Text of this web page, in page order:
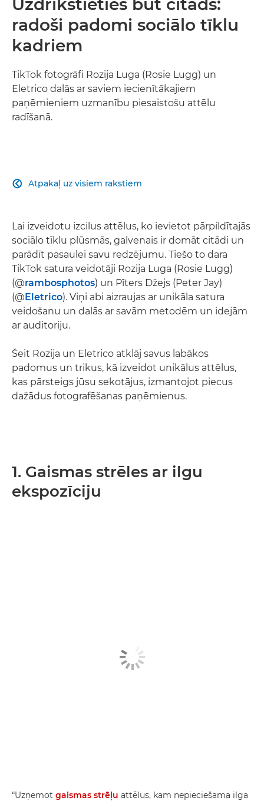
Uzdrīkstieties būt citāds:
radoši padomi sociālo tīklu
kadriem
TikTok fotogrāfi Rozija Luga (Rosie Lugg) un
Eletrico dalās ar saviem iecienītākajiem
paņēmieniem uzmanību piesaistošu attēlu
radīšanā.
Atpakaļ uz visiem rakstiem

Lai izveidotu izcilus attēlus, ko ievietot pārpildītajās
sociālo tīklu plūsmās, galvenais ir domāt citādi un
parādīt pasaulei savu redzējumu. Tiešo to dara
TikTok satura veidotāji Rozija Luga (Rosie Lugg)
(@rambosphotos) un Pīters Džejs (Peter Jay)
(@Eletrico). Viņi abi aizraujas ar unikāla satura
veidošanu un dalās ar savām metodēm un idejām
ar auditoriju.
Šeit Rozija un Eletrico atklāj savus labākos
padomus un trikus, kā izveidot unikālus attēlus,
kas pārsteigs jūsu sekotājus, izmantojot piecus
dažādus fotografēšanas paņēmienus.
1. Gaismas strēles ar ilgu
ekspozīciju
“Uzņemot gaismas strēļu attēlus, kam nepieciešama ilga